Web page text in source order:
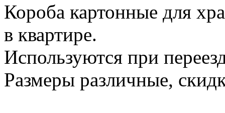
Короба картонные для
в квартире.
Используются при
Размеры различные,